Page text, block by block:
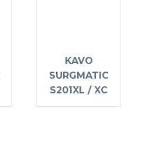
KAVO
SURGMATIC
S201XL / XC